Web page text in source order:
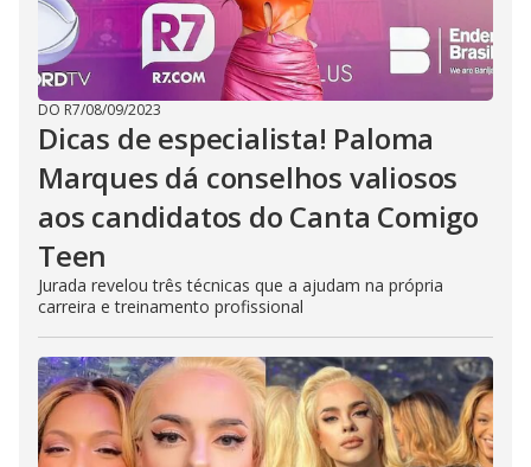
DO R7/08/09/2023
Dicas de especialista! Paloma
Marques dá conselhos valiosos
aos candidatos do Canta Comigo
Teen
Jurada revelou três técnicas que a ajudam na própria
carreira e treinamento profissional